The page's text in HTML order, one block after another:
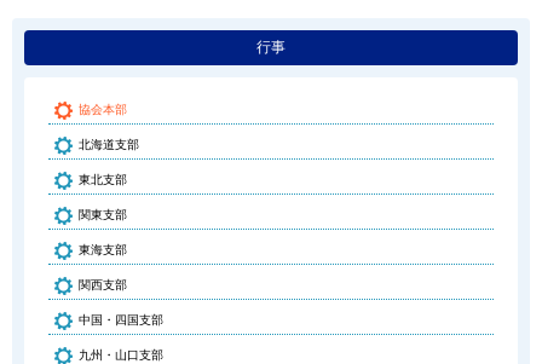
行事
協会本部
北海道支部
東北支部
関東支部
東海支部
関西支部
中国・四国支部
九州・山口支部